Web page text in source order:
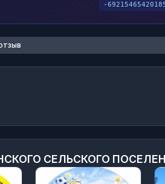
-
СЕЛЬСКОГО